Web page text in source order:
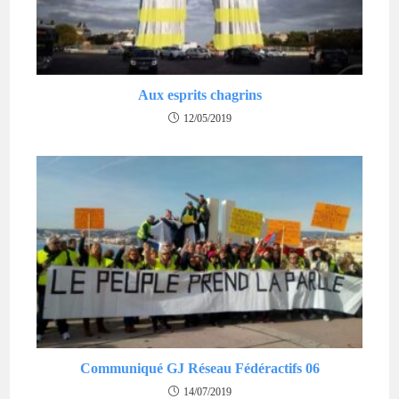
Aux esprits chagrins
12/05/2019
Communiqué GJ Réseau Fédéractifs 06
14/07/2019